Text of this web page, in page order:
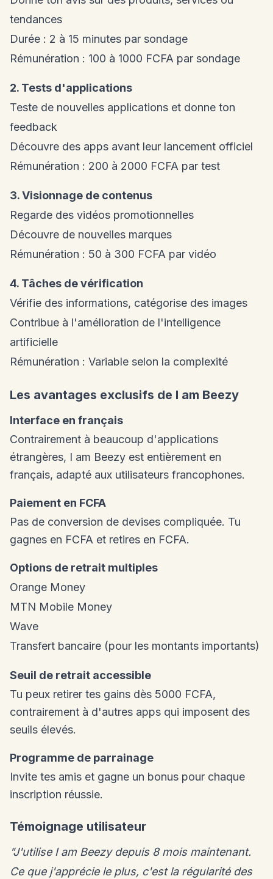
tendances
Durée : 2 à 15 minutes par sondage
Rémunération : 100 à 1000 FCFA par sondage
2. Tests d'applications
Teste de nouvelles applications et donne ton
feedback
Découvre des apps avant leur lancement officiel
Rémunération : 200 à 2000 FCFA par test
3. Visionnage de contenus
Regarde des vidéos promotionnelles
Découvre de nouvelles marques
Rémunération : 50 à 300 FCFA par vidéo
4. Tâches de vérification
Vérifie des informations, catégorise des images
Contribue à l'amélioration de l'intelligence
artificielle
Rémunération : Variable selon la complexité
Les avantages exclusifs de I am Beezy
Interface en français
Contrairement à beaucoup d'applications
étrangères, I am Beezy est entièrement en
français, adapté aux utilisateurs francophones.
Paiement en FCFA
Pas de conversion de devises compliquée. Tu
gagnes en FCFA et retires en FCFA.
Options de retrait multiples
Orange Money
MTN Mobile Money
Wave
Transfert bancaire (pour les montants importants)
Seuil de retrait accessible
Tu peux retirer tes gains dès 5000 FCFA,
contrairement à d'autres apps qui imposent des
seuils élevés.
Programme de parrainage
Invite tes amis et gagne un bonus pour chaque
inscription réussie.
Témoignage utilisateur
"J'utilise I am Beezy depuis 8 mois maintenant.
Ce que j'apprécie le plus, c'est la régularité des